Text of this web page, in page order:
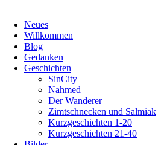
überspringen
Neues
Willkommen
Blog
Gedanken
Geschichten
SinCity
Nahmed
Der Wanderer
Zimtschnecken und Salmiak
Kurzgeschichten 1-20
Kurzgeschichten 21-40